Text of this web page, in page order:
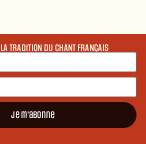
TRADITION DU CHANT FRANÇAIS
Je m'abonne